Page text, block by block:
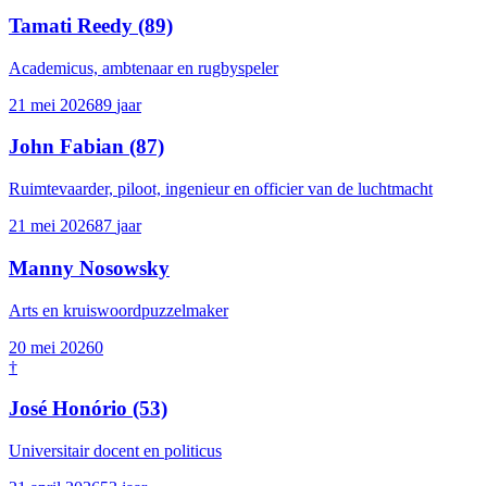
Tamati Reedy (89)
Academicus, ambtenaar en rugbyspeler
21 mei 202689 jaar
John Fabian (87)
Ruimtevaarder, piloot, ingenieur en officier van de luchtmacht
21 mei 202687 jaar
Manny Nosowsky
Arts en kruiswoordpuzzelmaker
20 mei 20260
†
José Honório (53)
Universitair docent en politicus